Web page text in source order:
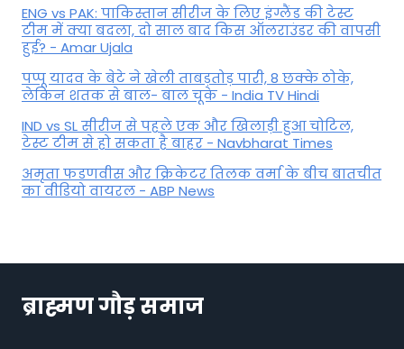
ENG vs PAK: पाकिस्तान सीरीज के लिए इंग्लैंड की टेस्ट
टीम में क्या बदला, दो साल बाद किस ऑलराउंडर की वापसी
हुई? - Amar Ujala
पप्पू यादव के बेटे ने खेली ताबड़तोड़ पारी, 8 छक्के ठोके,
लेकिन शतक से बाल- बाल चूके - India TV Hindi
IND vs SL सीरीज से पहले एक और खिलाड़ी हुआ चोटिल,
टेस्ट टीम से हो सकता है बाहर - Navbharat Times
अमृता फडणवीस और क्रिकेटर तिलक वर्मा के बीच बातचीत
का वीडियो वायरल - ABP News
ब्राह्मण गौड़ समाज